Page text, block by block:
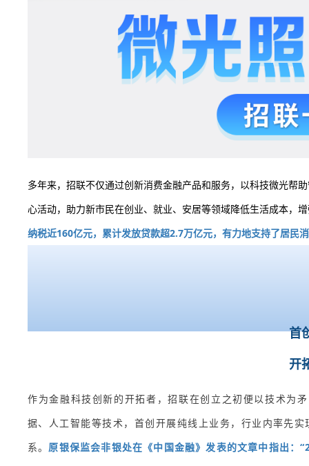
多年来，招联不仅通过创新消费金融产品和服务，以科技微光帮
心活动，助力新市民在创业、就业、安居等领域降低生活成本，
纳税近160亿元，累计发放贷款超2.7万亿元，有力地支持了居民
首
开
作为金融科技创新的开拓者，招联在创立之初便以技术为
据、人工智能等技术，首创开展纯线上业务，行业内率先
系。 原银保监会非银处在《中国金融》发表的文章中指出